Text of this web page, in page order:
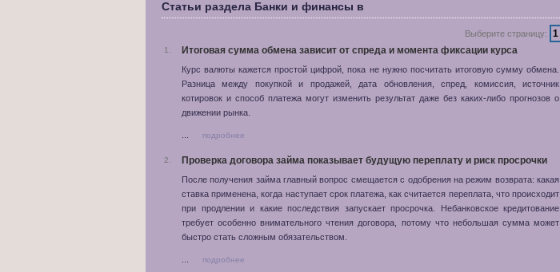
Статьи раздела Банки и финансы в
Выберите страницу: 1
1. Итоговая сумма обмена зависит от спреда и момента фиксации курса
Курс валюты кажется простой цифрой, пока не нужно посчитать итоговую сумму обмена.
Разница между покупкой и продажей, дата обновления, спред, комиссия, источник
котировок и способ платежа могут изменить результат даже без каких-либо прогнозов о
движении рынка.
подробнее
2. Проверка договора займа показывает будущую переплату и риск просрочки
После получения займа главный вопрос смещается с одобрения на режим возврата: какая
ставка применена, когда наступает срок платежа, как считается переплата, что происходит
при продлении и какие последствия запускает просрочка. Небанковское кредитование
требует особенно внимательного чтения договора, потому что небольшая сумма может
быстро стать сложным обязательством.
подробнее